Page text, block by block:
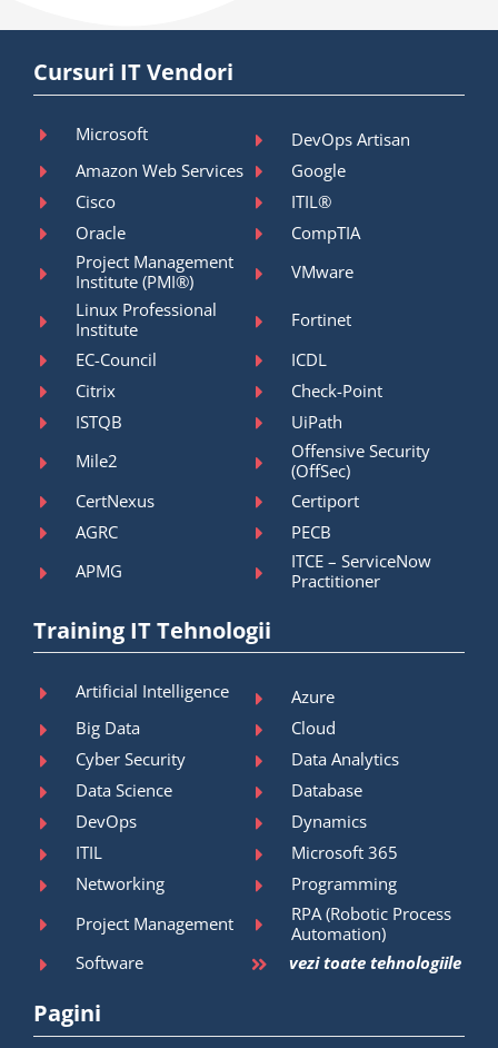
Cursuri IT Vendori
Microsoft
DevOps Artisan
Amazon Web Services
Google
Cisco
ITIL®
Oracle
CompTIA
Project Management
Institute (PMI®)
VMware
Linux Professional
Institute
Fortinet
EC-Council
ICDL
Citrix
Check-Point
ISTQB
UiPath
Mile2
Offensive Security
(OffSec)
CertNexus
Certiport
AGRC
PECB
APMG
ITCE – ServiceNow
Practitioner
Training IT Tehnologii
Artificial Intelligence
Azure
Big Data
Cloud
Cyber Security
Data Analytics
Data Science
Database
DevOps
Dynamics
ITIL
Microsoft 365
Networking
Programming
Project Management
RPA (Robotic Process
Automation)
Software
vezi toate tehnologiile
Pagini